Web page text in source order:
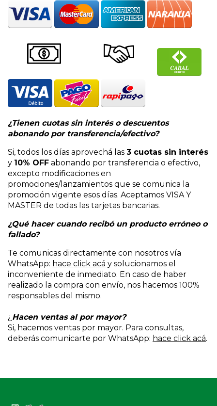
¿Tienen cuotas sin interés o descuentos
abonando por transferencia/efectivo?
Si, todos los días aprovechá las 3 cuotas sin interés
y 10% OFF abonando por transferencia o efectivo,
excepto modificaciones en
promociones/lanzamientos que se comunica la
promoción vigente esos días. Aceptamos VISA Y
MASTER de todas las tarjetas bancarias.
¿Qué hacer cuando recibó un producto erróneo o
fallado?
Te comunicas directamente con nosotros vía
WhatsApp: hace click acá y solucionamos el
inconveniente de inmediato. En caso de haber
realizado la compra con envío, nos hacemos 100%
responsables del mismo.
¿ Hacen ventas al por mayor?
Si, hacemos ventas por mayor. Para consultas,
deberás comunicarte por WhatsApp: hace click acá.